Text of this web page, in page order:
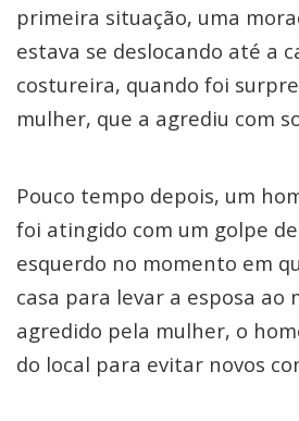
primeira situação, uma
estava se deslocando até a
costureira, quando foi
mulher, que a agrediu com
Pouco tempo depois, um
foi atingido com um golpe
esquerdo no momento em
casa para levar a esposa ao
agredido pela mulher, o
do local para evitar novos